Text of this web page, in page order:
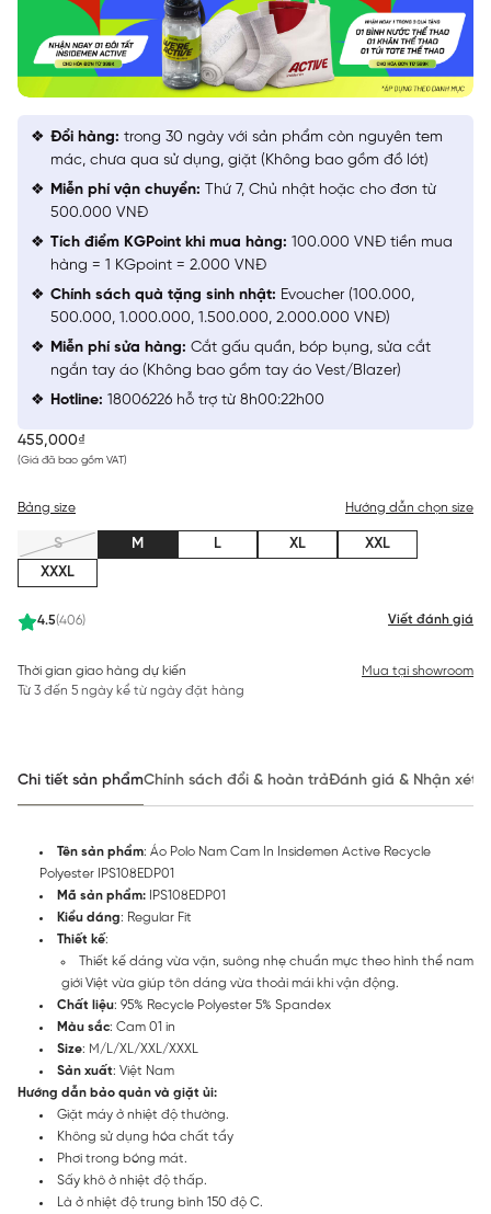
455,000₫
(Giá đã bao gồm VAT)
4.5(406) Viết đánh giá
Bảng size Hướng dẫn chọn size
S M L XL
XXL
XXXL
Thời gian giao hàng dự kiến
Từ 3 đến 5 ngày kể từ ngày đặt hàng
Mua tại showroom
Đổi hàng: trong 30 ngày với sản phẩm còn nguyên tem
mác, chưa qua sử dụng, giặt (Không bao gồm đồ lót)
Miễn phí vận chuyển: Thứ 7, Chủ nhật hoặc cho đơn từ
500.000 VNĐ
Tích điểm KGPoint khi mua hàng: 100.000 VNĐ tiền mua
hàng = 1 KGpoint = 2.000 VNĐ
Chính sách quà tặng sinh nhật: Evoucher (100.000,
500.000, 1.000.000, 1.500.000, 2.000.000 VNĐ)
Miễn phí sửa hàng: Cắt gấu quần, bóp bụng, sửa cắt
ngắn tay áo (Không bao gồm tay áo Vest/Blazer)
Hotline: 18006226 hỗ trợ từ 8h00:22h00
Chi tiết sản phẩmChính sách đổi & hoàn trảĐánh giá & Nhận xét
Tên sản phẩm: Áo Polo Nam Cam In Insidemen Active Recycle
Polyester IPS108EDP01
Mã sản phẩm: IPS108EDP01
Kiểu dáng: Regular Fit
Thiết kế:
Thiết kế dáng vừa vặn, suông nhẹ chuẩn mực theo hình thể nam
giới Việt vừa giúp tôn dáng vừa thoải mái khi vận động.
Chất liệu: 95% Recycle Polyester 5% Spandex
Màu sắc: Cam 01 in
Size: M/L/XL/XXL/XXXL
Sản xuất: Việt Nam
Hướng dẫn bảo quản và giặt ủi:
Giặt máy ở nhiệt độ thường.
Không sử dụng hóa chất tẩy
Phơi trong bóng mát.
Sấy khô ở nhiệt độ thấp.
Là ở nhiệt độ trung bình 150 độ C.